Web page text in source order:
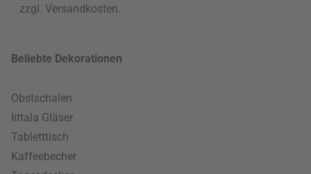
zzgl. Versandkosten.
Beliebte Dekorationen
Obstschalen
Iittala Gläser
Tabletttisch
Kaffeebecher